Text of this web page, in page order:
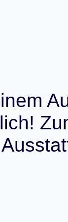
inem A
lich! Zu
Ausstat